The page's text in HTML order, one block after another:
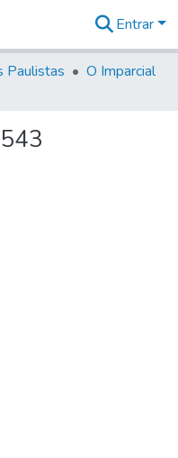
Entrar
Paulistas
O Imparcial